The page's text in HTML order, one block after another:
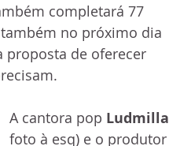
completará 77
no próximo dia
proposta de oferecer
A cantora pop Ludmilla
foto à esq) e o produtor